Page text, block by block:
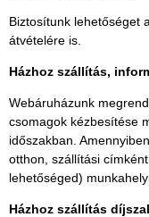
Biztosítunk lehetőséget
átvételére is.
Házhoz szállítás,
Webáruházunk
csomagok kézbesítése
időszakban.
otthon, szállítási
lehetőséged)
Házhoz szállítás